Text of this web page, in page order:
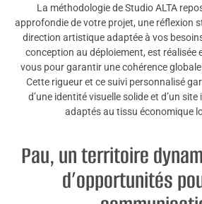
La méthodologie de Studio ALTA
approfondie de votre projet, une réflexion
direction artistique adaptée à vos
conception au déploiement, est réalisée
vous pour garantir une cohérence
Cette rigueur et ce suivi personnalisé
d’une identité visuelle solide et d’un
adaptés au tissu économique
Pau, un territoire
d’opportunités